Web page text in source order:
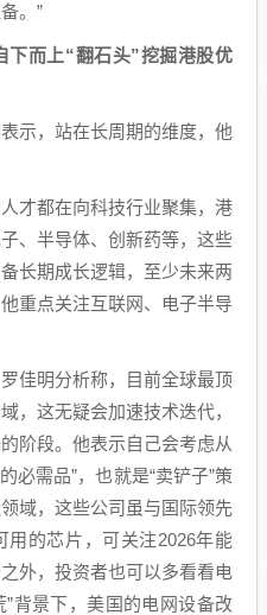
。”
下而上“翻石头”挖掘港股优
示，站在长周期的维度，他
才都在向科技行业聚集，港
、半导体、创新药等，这些
长期成长逻辑，至少未来两
重点关注互联网、电子半导
佳明分析称，目前全球最顶
，这无疑会加速技术迭代，
阶段。他表示自己会考虑从
必需品”，也就是“卖铲子”策
域，这些公司虽与国际领先
的芯片，可关注2026年能
外，投资者也可以多看看电
”背景下，美国的电网设备改